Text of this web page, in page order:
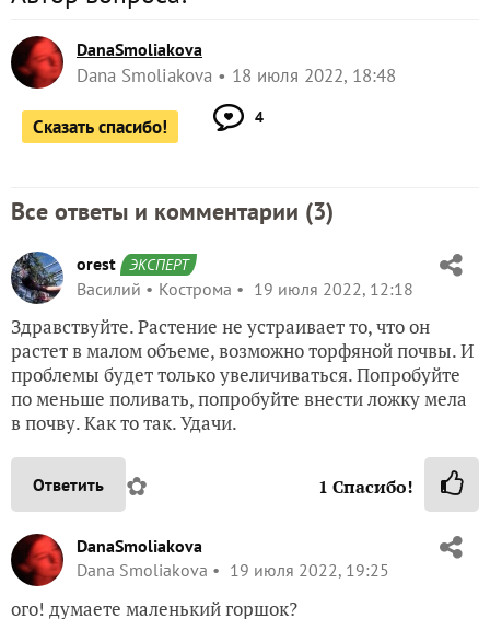
DanaSmoliakova
Dana Smoliakova 18 июля 2022, 18:48
Сказать спасибо! 4
Все ответы и комментарии (3)
orest ЭКСПЕРТ
Василий Кострома 19 июля 2022, 12:18
Здравствуйте. Растение не устраивает то, что он
растет в малом объеме, возможно торфяной почвы. И
проблемы будет только увеличиваться. Попробуйте
по меньше поливать, попробуйте внести ложку мела
в почву. Как то так. Удачи.
Ответить ✿ 1 Спасибо!
DanaSmoliakova
Dana Smoliakova
19 июля 2022, 19:25
ого! думаете маленький горшок?